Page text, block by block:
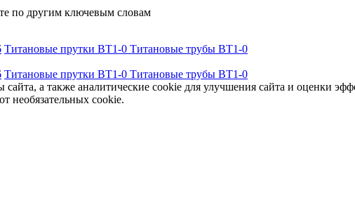
по другим ключевым словам
Титановые прутки ВТ1-0 Титановые трубы ВТ1-0
Титановые прутки ВТ1-0 Титановые трубы ВТ1-0
а также аналитические cookie для улучшения сайта и оценки
необязательных cookie.